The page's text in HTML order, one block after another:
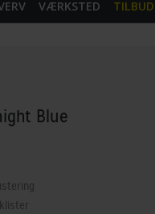
VÆRKSTED TILBUD
Blue